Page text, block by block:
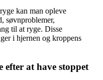
kan man opleve
søvnproblemer,
til at ryge. Disse
i hjernen og kroppens
efter at have stoppet